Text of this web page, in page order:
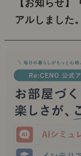
【お知らせ
アルしました。